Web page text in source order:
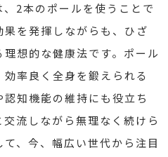
2本のポールを使うことで
を発揮しながらも、ひざ
想的な健康法です。ポール
率良く全身を鍛えられる
知機能の維持にも役立ち
流しながら無理なく続けら
、今、幅広い世代から注目